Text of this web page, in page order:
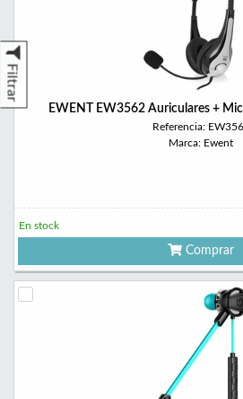
Filtrar
EWENT EW3562 Auriculares +
Referencia:
Marca: Ewent
En stock
Comprar